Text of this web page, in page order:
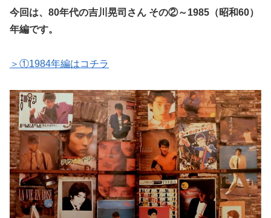
今回は、80年代の吉川晃司さん その②～1985（昭和60）
年編です。
＞①1984年編はコチラ